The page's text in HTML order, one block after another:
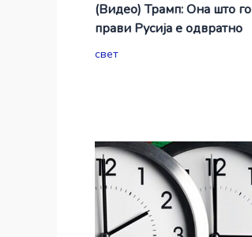
(Видео) Трамп: Она што го
прави Русија е одвратно
свет